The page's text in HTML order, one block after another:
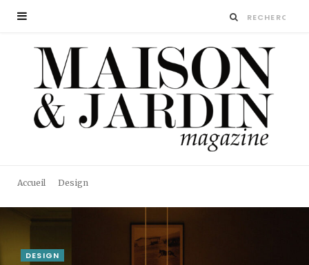
Accueil Design
DESIGN